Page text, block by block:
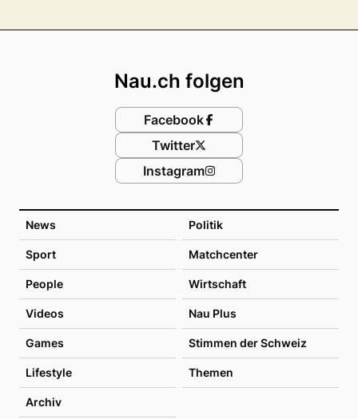
News Politik
Sport Matchcenter
People Wirtschaft
Videos Nau Plus
Games Stimmen der Schweiz
Lifestyle Themen
Archiv
Nau.ch folgen
Facebook
Twitter
Instagram